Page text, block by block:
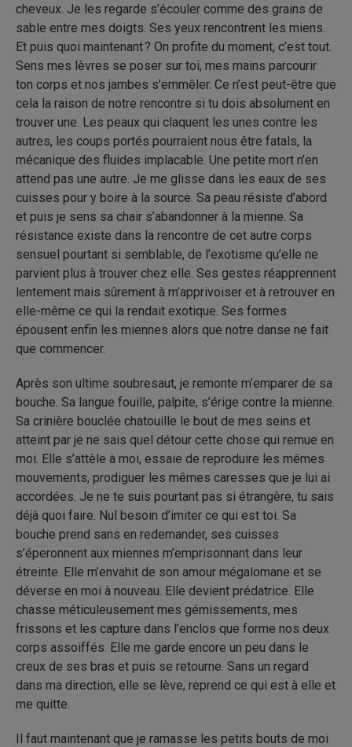
cheveux. Je les regarde s’écouler comme des grains de
sable entre mes doigts. Ses yeux rencontrent les miens.
Et puis quoi maintenant ? On profite du moment, c’est tout.
Sens mes lèvres se poser sur toi, mes mains parcourir
ton corps et nos jambes s’emmêler. Ce n’est peut-être que
cela la raison de notre rencontre si tu dois absolument en
trouver une. Les peaux qui claquent les unes contre les
autres, les coups portés pourraient nous être fatals, la
mécanique des fluides implacable. Une petite mort n’en
attend pas une autre. Je me glisse dans les eaux de ses
cuisses pour y boire à la source. Sa peau résiste d’abord
et puis je sens sa chair s’abandonner à la mienne. Sa
résistance existe dans la rencontre de cet autre corps
sensuel pourtant si semblable, de l’exotisme qu’elle ne
parvient plus à trouver chez elle. Ses gestes réapprennent
lentement mais sûrement à m’apprivoiser et à retrouver en
elle-même ce qui la rendait exotique. Ses formes
épousent enfin les miennes alors que notre danse ne fait
que commencer.
Après son ultime soubresaut, je remonte m’emparer de sa
bouche. Sa langue fouille, palpite, s’érige contre la mienne.
Sa crinière bouclée chatouille le bout de mes seins et
atteint par je ne sais quel détour cette chose qui remue en
moi. Elle s’attèle à moi, essaie de reproduire les mêmes
mouvements, prodiguer les mêmes caresses que je lui ai
accordées. Je ne te suis pourtant pas si étrangère, tu sais
déjà quoi faire. Nul besoin d’imiter ce qui est toi. Sa
bouche prend sans en redemander, ses cuisses
s’éperonnent aux miennes m’emprisonnant dans leur
étreinte. Elle m’envahit de son amour mégalomane et se
déverse en moi à nouveau. Elle devient prédatrice. Elle
chasse méticuleusement mes gémissements, mes
frissons et les capture dans l’enclos que forme nos deux
corps assoiffés. Elle me garde encore un peu dans le
creux de ses bras et puis se retourne. Sans un regard
dans ma direction, elle se lève, reprend ce qui est à elle et
me quitte.
Il faut maintenant que je ramasse les petits bouts de moi